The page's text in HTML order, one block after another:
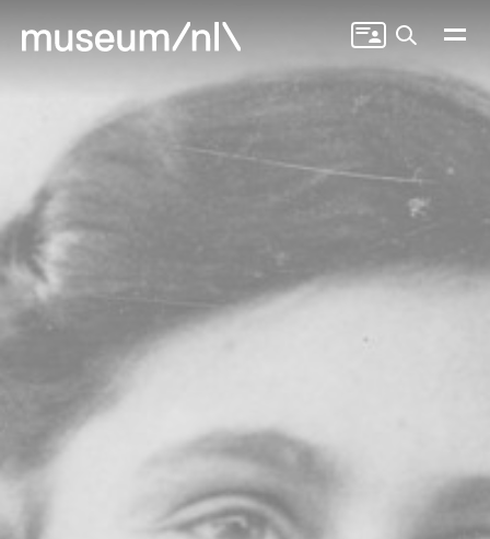
Zoeken